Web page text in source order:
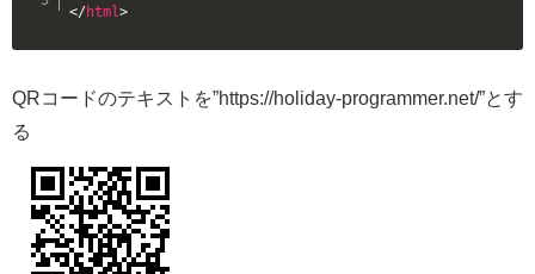
</ html>
QRコードのテキストを”https://holiday-programmer.net/”とす
る